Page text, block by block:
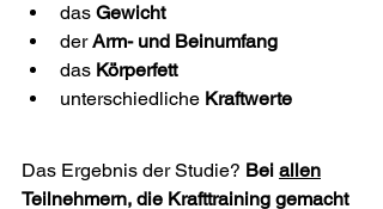
das Gewicht
der Arm- und Beinumfang
das Körperfett
unterschiedliche Kraftwerte
Das Ergebnis der Studie? Bei allen
Teilnehmern, die Krafttraining gemacht